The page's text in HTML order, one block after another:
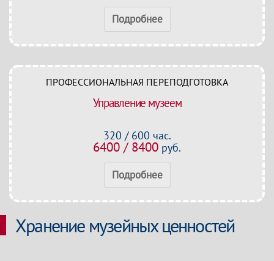
Подробнее
ПРОФЕССИОНАЛЬНАЯ ПЕРЕПОДГОТОВКА
Управление музеем
320 / 600 час.
6400 / 8400 руб.
Подробнее
Хранение музейных ценностей